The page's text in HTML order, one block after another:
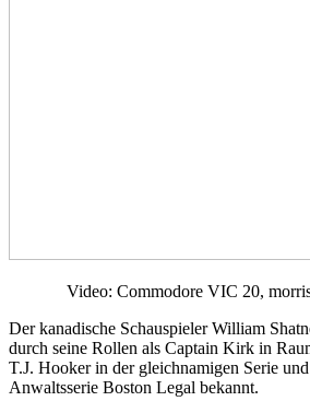
Video: Commodore VIC 20,
Der kanadische Schauspieler William
durch seine Rollen als Captain Kirk in
T.J. Hooker in der gleichnamigen Serie
Anwaltsserie Boston Legal bekannt.